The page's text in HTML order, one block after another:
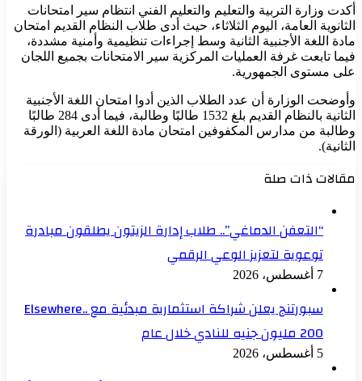
أكدت وزارة التربية والتعليم والتعليم الفني انتظام سير امتحانات
الثانوية العامة، اليوم الثلاثاء، حيث أدى طلاب النظام القديم امتحان
مادة اللغة الأجنبية الثانية وسط إجراءات تنظيمية وأمنية مشددة،
فيما تابعت غرفة العمليات المركزية سير الامتحانات بجميع اللجان
على مستوى الجمهورية.
وأوضحت الوزارة أن عدد الطلاب الذين أدوا امتحان اللغة الأجنبية
الثانية بالنظام القديم بلغ 1532 طالبًا وطالبة، فيما أدى 284 طالبًا
وطالبة من مدارس المكفوفين امتحان مادة اللغة العربية (الورقة
الثانية).
مقالات ذات صلة
“التعفن الدماغي”.. طلاب إدارة الزيتون يطلقون مبادرة
توعوية لتعزيز الوعي الرقمي
7 أغسطس، 2026
سبورتنج يعلن شراكة استثمارية مبدئية مع Elsewhere..
200 مليون جنيه للنادي خلال عام
5 أغسطس، 2026